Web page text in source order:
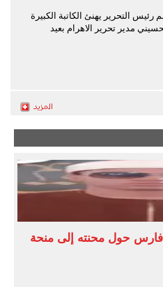
رئيس التحرير يهنئ الكاتبة الكبيرة
مدير تحرير الاهرام بعيد
حول محنته إلى منحة